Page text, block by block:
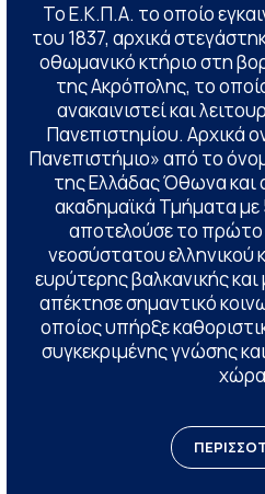
Το Ε.Κ.Π.Α. το οποίο
του 1837, αρχικά
οθωμανικό κτήριο στη
της Ακρόπολης, το
ανακαινιστεί και
Πανεπιστημίου. Αρχικά
Πανεπιστήμιο» από το
της Ελλάδας Όθωνα και
ακαδημαϊκά Τμήματα
αποτελούσε το πρώτο
νεοσύστατου ελληνικού
ευρύτερης βαλκανικής
απέκτησε σημαντικό
οποίος υπήρξε
συγκεκριμένης γνώσης